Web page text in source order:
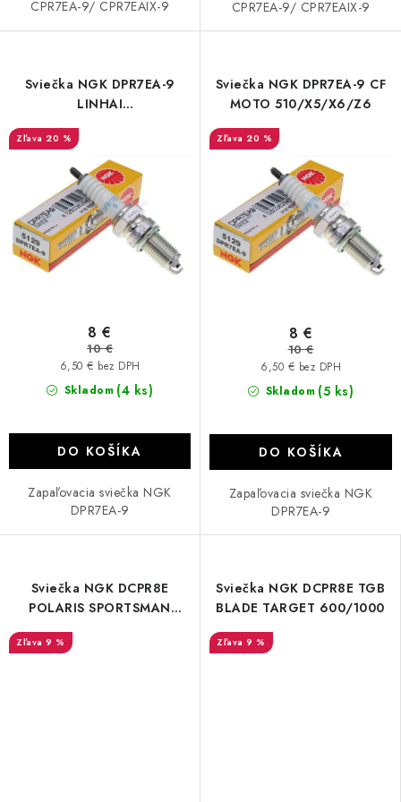
CF MOTO CFORCE X850/X1000
POLARIS SPORTSMAN RZR 1000
LINHAI 400/500/M550/650
TGB BLADE 600/1000 LT LTX
SEGWAY SNARLER AT6 AT5
Podmienky ochrany osobných údajov
Reklamačný poriadok - formulár
CPR7EA-9/ CPR7EAIX-9
CPR7EA-9/ CPR7EAIX-9
Sviečka NGK DPR7EA-9
LINHAI
370/400/500/M550/650
20 %
Skladom (4 ks)
6,50 € bez DPH
8 €
10 €
DO KOŠÍKA
Zapaľovacia sviečka NGK
DPR7EA-9
Sviečka NGK DPR7EA-9 CF
MOTO 510/X5/X6/Z6
20 %
Skladom (5 ks)
6,50 € bez DPH
8 €
10 €
DO KOŠÍKA
Zapaľovacia sviečka NGK
DPR7EA-9
Sviečka NGK DCPR8E
POLARIS SPORTSMAN
450/570/850/1000
9 %
Sviečka NGK DCPR8E TGB
BLADE TARGET 600/1000
9 %